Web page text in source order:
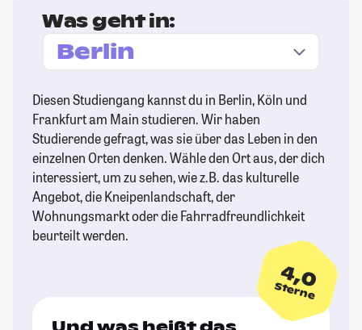
Was geht in:
Diesen Studiengang kannst du in Berlin, Köln und
Frankfurt am Main studieren. Wir haben
Studierende gefragt, was sie über das Leben in den
einzelnen Orten denken. Wähle den Ort aus, der dich
interessiert, um zu sehen, wie z.B. das kulturelle
Angebot, die Kneipenlandschaft, der
Wohnungsmarkt oder die Fahrradfreundlichkeit
beurteilt werden.
4,0
Sterne